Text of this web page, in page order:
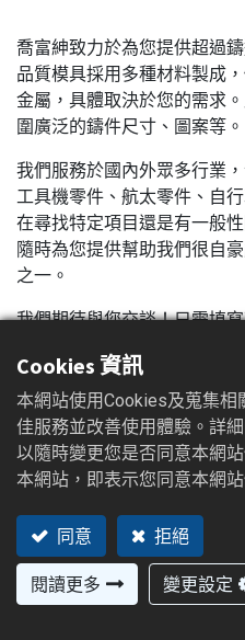
喬富紳致力於為您提供超過
品質模具採用多種材料製成
金屬，具體取決於您的需求
圍廣泛的鑄件尺寸、圖案等。
我們服務於國內外眾多行業
工具機零件、航太零件、自
在尋找特定項目還是有一般
隨時為您提供幫助我們很自
之一。
我們期待與您交談！只需填
姓名 *
聯絡電話
Cookies 資訊
本網站使用Cookies及蒐集
佳服務並改善使用體驗。詳
以隨時變更您是否同意本網
本網站，即表示您同意本網
同意 拒絕
閱讀更多 變更設定